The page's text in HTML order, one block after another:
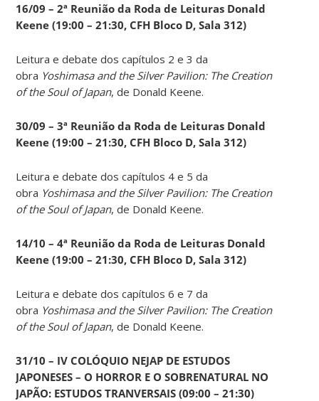
16/09 – 2ª Reunião da Roda de Leituras Donald
Keene (19:00 – 21:30, CFH Bloco D, Sala 312)
Leitura e debate dos capítulos 2 e 3 da
obra Yoshimasa and the Silver Pavilion: The Creation
of the Soul of Japan, de Donald Keene.
30/09 – 3ª Reunião da Roda de Leituras Donald
Keene (19:00 – 21:30, CFH Bloco D, Sala 312)
Leitura e debate dos capítulos 4 e 5 da
obra Yoshimasa and the Silver Pavilion: The Creation
of the Soul of Japan, de Donald Keene.
14/10 – 4ª Reunião da Roda de Leituras Donald
Keene (19:00 – 21:30, CFH Bloco D, Sala 312)
Leitura e debate dos capítulos 6 e 7 da
obra Yoshimasa and the Silver Pavilion: The Creation
of the Soul of Japan, de Donald Keene.
31/10 – IV COLÓQUIO NEJAP DE ESTUDOS
JAPONESES – O HORROR E O SOBRENATURAL NO
JAPÃO: ESTUDOS TRANVERSAIS (09:00 – 21:30)